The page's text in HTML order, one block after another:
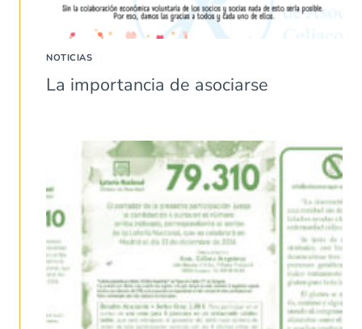
NOTICIAS
La importancia de asociarse